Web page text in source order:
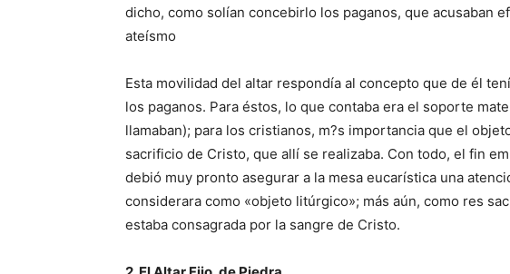
dicho, como solían concebirlo los paganos, que acusaban
ateísmo
Esta movilidad del altar respondía al concepto que de él
los paganos. Para éstos, lo que contaba era el soporte
llamaban); para los cristianos, m?s importancia que el
sacrificio de Cristo, que allí se realizaba. Con todo, el fin
debió muy pronto asegurar a la mesa eucarística una
considerara como «objeto litúrgico»; más aún, como res
estaba consagrada por la sangre de Cristo.